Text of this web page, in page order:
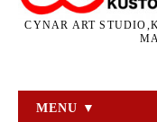
CYNAR ART
MENU ▼